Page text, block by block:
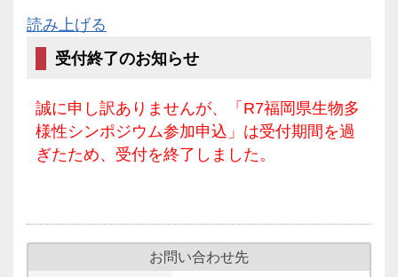
読み上げる
受付終了のお知らせ
誠に申し訳ありませんが、「R7福岡県生物多
様性シンポジウム参加申込」は受付期間を過
ぎたため、受付を終了しました。
お問い合わせ先